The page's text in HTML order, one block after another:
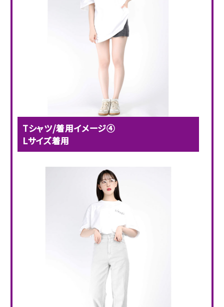
Tシャツ/着用イメージ④
Lサイズ着用